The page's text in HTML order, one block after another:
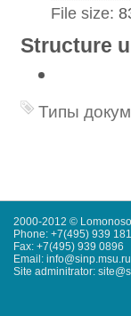
File size:
Structure
Типы
2000-2012 ©
Phone: +7(495) 939
Fax: +7(495) 939 0896
Email: info@sinp.msu.ru
Site adminitrator: